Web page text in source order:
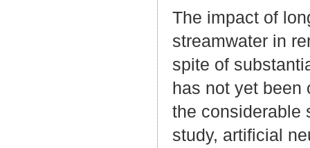
The impact of
streamwater in
spite of
has not yet been
the considerable
study, artificial